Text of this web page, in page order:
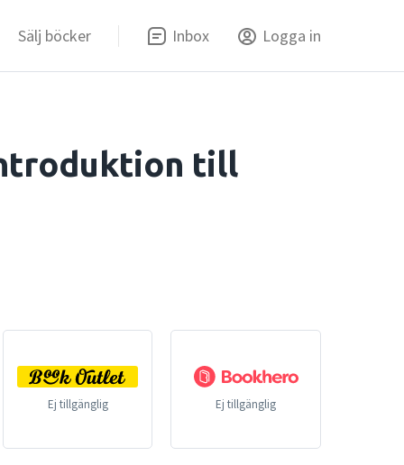
Sälj böcker Inbox Logga in
till
Ej tillgänglig Ej tillgänglig